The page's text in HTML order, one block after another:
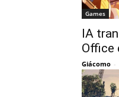
Games
IA
Office
Giácomo -